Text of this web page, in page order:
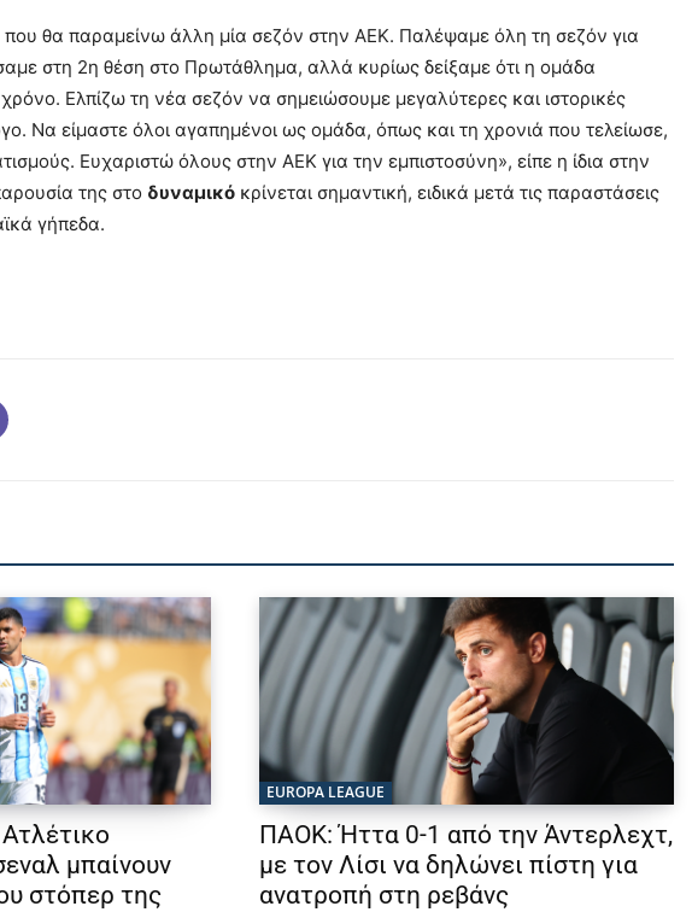
που θα παραμείνω άλλη μία σεζόν στην ΑΕΚ. Παλέψαμε όλη τη σεζόν για
στη 2η θέση στο Πρωτάθλημα, αλλά κυρίως δείξαμε ότι η ομάδα
Ελπίζω τη νέα σεζόν να σημειώσουμε μεγαλύτερες και ιστορικές
Να είμαστε όλοι αγαπημένοι ως ομάδα, όπως και τη χρονιά που τελείωσε,
Ευχαριστώ όλους στην ΑΕΚ για την εμπιστοσύνη», είπε η ίδια στην
της στο δυναμικό κρίνεται σημαντική, ειδικά μετά τις παραστάσεις
γήπεδα.
μπαίνουν
στόπερ της
EUROPA LEAGUE
ΠΑΟΚ: Ήττα 0-1 από την Άντερλεχτ,
με τον Λίσι να δηλώνει πίστη για
ανατροπή στη ρεβάνς